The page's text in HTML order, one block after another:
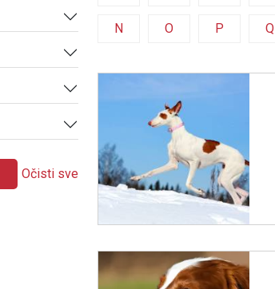
Očisti sve
N O P Q